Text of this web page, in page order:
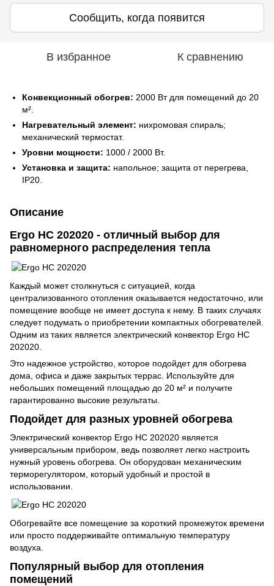
Сообщить, когда появится
В избранное К сравнению
Конвекционный обогрев: 2000 Вт для помещений до 20
м².
Нагревательный элемент: нихромовая спираль;
механический термостат.
Уровни мощности: 1000 / 2000 Вт.
Установка и защита: напольное; защита от перегрева,
IP20.
Описание
Ergo HC 202020 - отличный выбор для
равномерного распределения тепла
Каждый может столкнуться с ситуацией, когда
централизованного отопления оказывается недостаточно, или
помещение вообще не имеет доступа к нему. В таких случаях
следует подумать о приобретении компактных обогревателей.
Одним из таких является электрический конвектор Ergo HC
202020.
Это надежное устройство, которое подойдет для обогрева
дома, офиса и даже закрытых террас. Используйте для
небольших помещений площадью до 20 м² и получите
гарантированно высокие результаты.
Подойдет для разных уровней обогрева
Электрический конвектор Ergo HC 202020 является
универсальным прибором, ведь позволяет легко настроить
нужный уровень обогрева. Он оборудован механическим
терморегулятором, который удобный и простой в
использовании.
Обогревайте все помещение за короткий промежуток времени
или просто поддерживайте оптимальную температуру
воздуха.
Популярный выбор для отопления
помещений